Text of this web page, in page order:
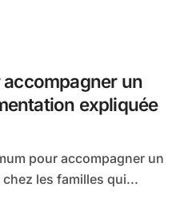
un
expliquée
les familles qui...